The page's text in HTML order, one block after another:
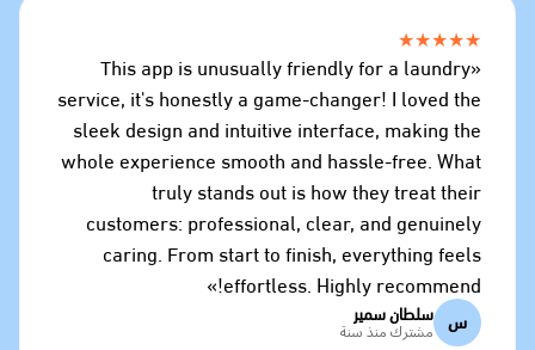
★★★★★
«This app is unusually friendly for a laundry
service, it's honestly a game-changer! I loved the
sleek design and intuitive interface, making the
whole experience smooth and hassle-free. What
truly stands out is how they treat their
customers: professional, clear, and genuinely
caring. From start to finish, everything feels
effortless. Highly recommend!»
س سلطان سمير
مشترك منذ سنة